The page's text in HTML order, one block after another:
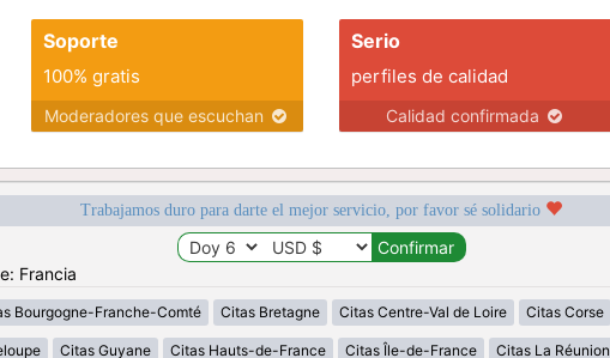
Soporte
100% gratis
Moderadores que escuchan
Serio
perfiles de calidad
Calidad confirmada
Trabajamos duro para darte el mejor servicio, por favor sé solidario
Francia
Bourgogne-Franche-Comté Citas Bretagne Citas Centre-Val de Loire Citas Corse
Citas Guyane Citas Hauts-de-France Citas Île-de-France Citas La Réunion